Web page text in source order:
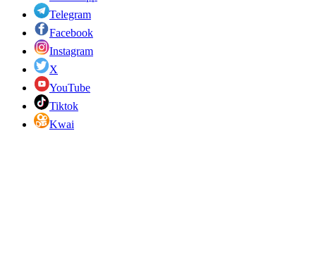
Telegram
Facebook
Instagram
X
YouTube
Tiktok
Kwai